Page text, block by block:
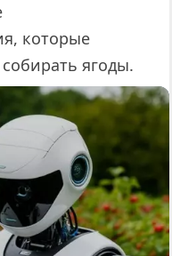
которые
ягоды.